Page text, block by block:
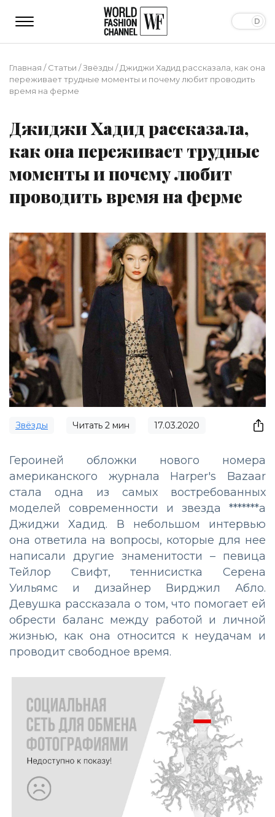
Главная /Статьи /Звёзды /Джиджи Хадид рассказала, как она
переживает трудные моменты и почему любит проводить
время на ферме
Джиджи Хадид рассказала,
как она переживает трудные
моменты и почему любит
проводить время на ферме
Звёзды Читать 2 мин 17.03.2020
Героиней обложки нового номера
американского журнала Harper's Bazaar
стала одна из самых востребованных
моделей современности и звезда *******а
Джиджи Хадид. В небольшом интервью
она ответила на вопросы, которые для нее
написали другие знаменитости – певица
Тейлор Свифт, теннисистка Серена
Уильямс и дизайнер Вирджил Абло.
Девушка рассказала о том, что помогает ей
обрести баланс между работой и личной
жизнью, как она относится к неудачам и
проводит свободное время.